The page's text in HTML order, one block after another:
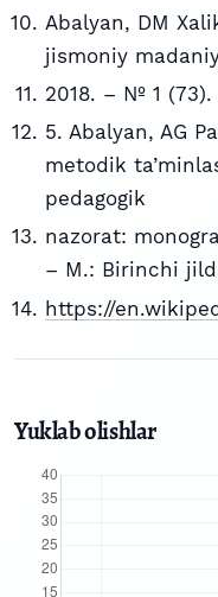
Abalyan, DM
jismoniy
2018. – № 1 (73).
5. Abalyan, AG
metodik
pedagogik
nazorat:
– M.: Birinchi
https://
Yuklab olishlar